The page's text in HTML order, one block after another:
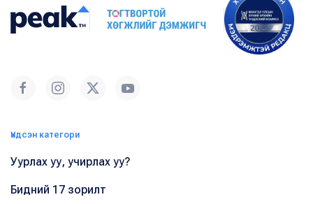
Үндсэн категори
Уурлах уу, учирлах уу?
Бидний 17 зорилт